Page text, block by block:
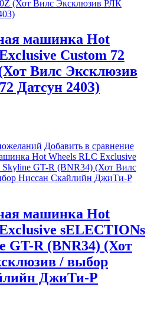
машинка Hot
Custom 72
Вилс Эксклюзив
Датсун 240З)
Добавить в сравнение
машинка Hot
sELECTIONs
GT-R (BNR34) (Хот
/ выбор
ДжиТи-Р